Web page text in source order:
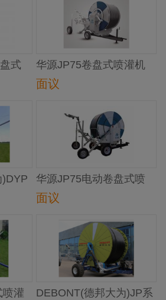
式
华源JP75卷盘式喷灌机
（传统型）
面议
华源JP75电动卷盘式喷
灌机
面议
喷灌
DEBONT(德邦大为)JP系